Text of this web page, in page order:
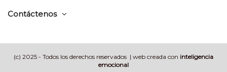
Contáctenos
(c) 2025 - Todos los derechos reservados | web creada con inteligencia
emocional